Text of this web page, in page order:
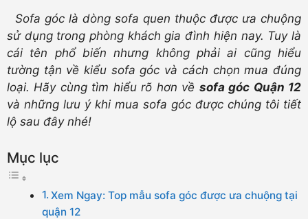
Sofa góc là dòng sofa quen thuộc được ưa chuộng
sử dụng trong phòng khách gia đình hiện nay. Tuy là
cái tên phổ biến nhưng không phải ai cũng hiểu
tường tận về kiểu sofa góc và cách chọn mua đúng
loại. Hãy cùng tìm hiểu rõ hơn về sofa góc Quận 12
và những lưu ý khi mua sofa góc được chúng tôi tiết
lộ sau đây nhé!
Mục lục
Xem Ngay: Top mẫu sofa góc được ưa chuộng tại
quận 12